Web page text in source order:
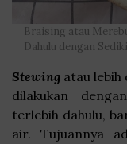
Braising atau
Dahulu dengan
Stewing atau lebih
dilakukan
terlebih dahulu,
air. Tujuannya